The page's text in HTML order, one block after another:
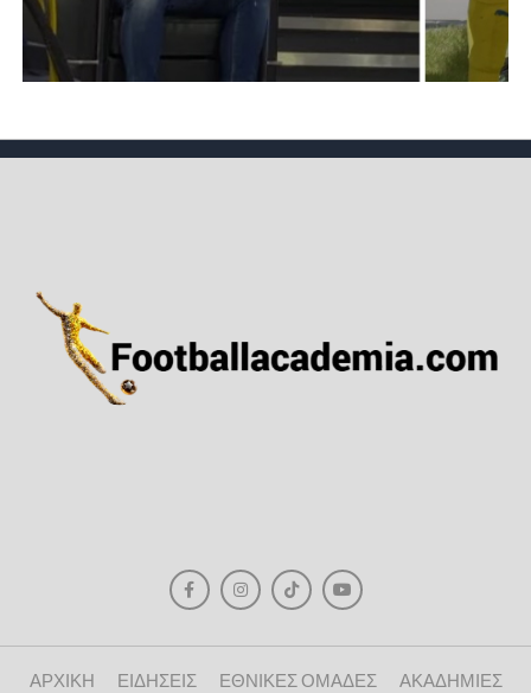
ΑΡΧΙΚΗ ΕΙΔΗΣΕΙΣ ΕΘΝΙΚΕΣ ΟΜΑΔΕΣ ΑΚΑΔΗΜΙΕΣ